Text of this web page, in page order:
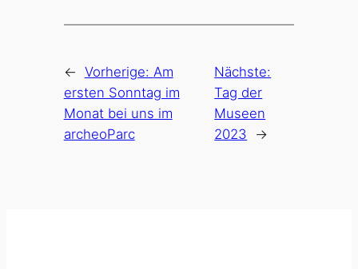
← Vorherige: Am
ersten Sonntag im
Monat bei uns im
archeoParc
Nächste:
Tag der
Museen
2023
→